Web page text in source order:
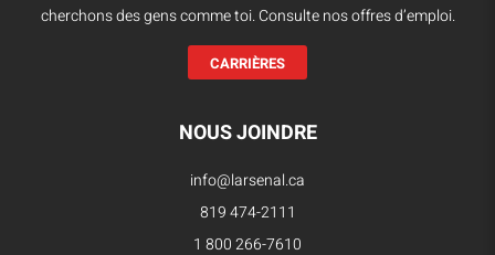
cherchons des gens comme toi. Consulte nos offres d’emploi.
CARRIÈRES
NOUS JOINDRE
info@larsenal.ca
819 474-2111
1 800 266-7610